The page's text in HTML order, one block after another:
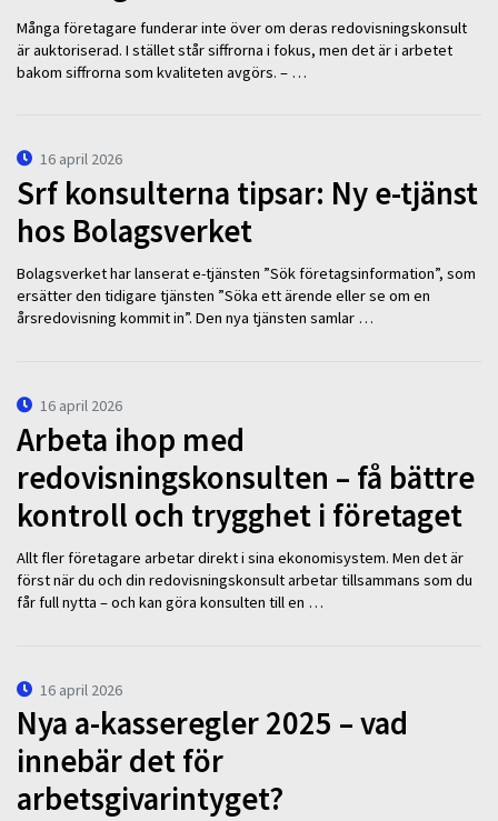
Många företagare funderar inte över om deras redovisningskonsult
är auktoriserad. I stället står siffrorna i fokus, men det är i arbetet
bakom siffrorna som kvaliteten avgörs. – …
16 april 2026
Srf konsulterna tipsar: Ny e-tjänst
hos Bolagsverket
Bolagsverket har lanserat e-tjänsten ”Sök företagsinformation”, som
ersätter den tidigare tjänsten ”Söka ett ärende eller se om en
årsredovisning kommit in”. Den nya tjänsten samlar …
16 april 2026
Arbeta ihop med
redovisningskonsulten – få bättre
kontroll och trygghet i företaget
Allt fler företagare arbetar direkt i sina ekonomisystem. Men det är
först när du och din redovisningskonsult arbetar tillsammans som du
får full nytta – och kan göra konsulten till en …
16 april 2026
Nya a-kasseregler 2025 – vad
innebär det för
arbetsgivarintyget?